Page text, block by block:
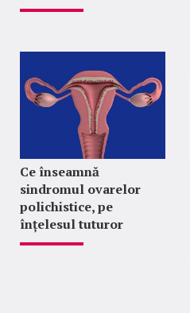
Ce înseamnă
sindromul ovarelor
polichistice, pe
înțelesul tuturor